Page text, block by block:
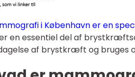
i København er en
en essentiel del af
af brystkræft og bruges